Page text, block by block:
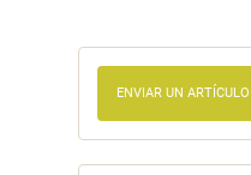
ENVIAR UN ARTÍCULO